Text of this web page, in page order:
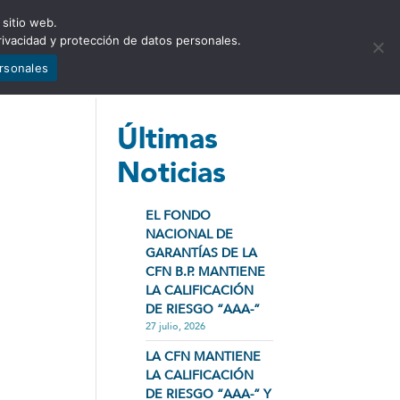
NOTICIAS CONTÁCTENOS
Últimas
Noticias
EL FONDO
NACIONAL DE
GARANTÍAS DE LA
CFN B.P. MANTIENE
LA CALIFICACIÓN
DE RIESGO “AAA-”
27 julio, 2026
LA CFN MANTIENE
LA CALIFICACIÓN
DE RIESGO “AAA-” Y
sitio web.
y protección de datos personales.